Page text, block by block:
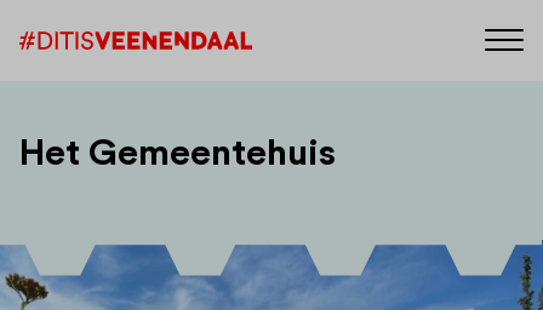
Het Gemeentehuis